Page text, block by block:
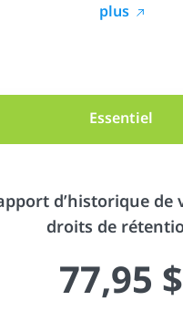
plus
Essentiel
d’historique de
droits de
77,95 $